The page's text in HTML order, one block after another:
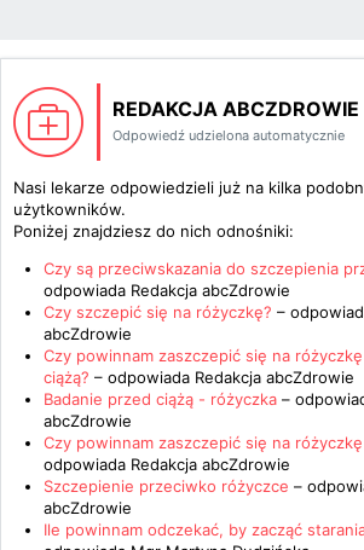
REDAKCJA ABCZDROWIE
Odpowiedź udzielona automatycznie
Nasi lekarze odpowiedzieli już na kilka
użytkowników.
Poniżej znajdziesz do nich odnośniki:
Czy są przeciwskazania do szczepienia
odpowiada Redakcja abcZdrowie
Czy szczepić się na różyczkę? –
abcZdrowie
Czy powinnam zaszczepić się na
ciążą? – odpowiada Redakcja abcZdrowie
Badanie przed ciążą - różyczka –
abcZdrowie
Czy powinnam zaszczepić się na
odpowiada Redakcja abcZdrowie
Szczepienie przeciwko różyczce –
abcZdrowie
Ile powinnam odczekać, by zacząć